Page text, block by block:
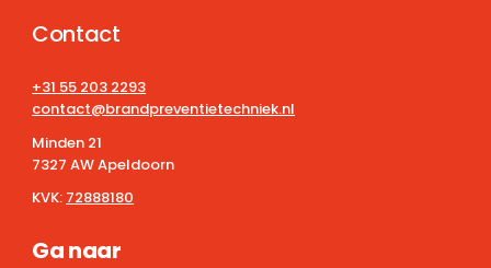
Contact
+31 55 203 2293
contact@brandpreventietechniek.nl
Minden 21
7327 AW Apeldoorn
KVK: 72888180
Ga naar